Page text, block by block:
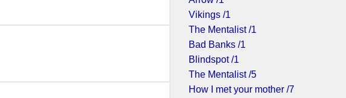
Vikings /1
The Mentalist /1
Bad Banks /1
Blindspot /1
The Mentalist /5
How I met your mother /7